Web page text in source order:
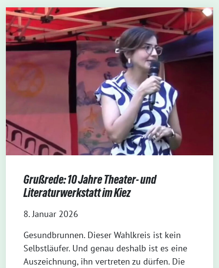
Grußrede: 10 Jahre Theater- und
Literaturwerkstatt im Kiez
8. Januar 2026
Gesundbrunnen. Dieser Wahlkreis ist kein
Selbstläufer. Und genau deshalb ist es eine
Auszeichnung, ihn vertreten zu dürfen. Die